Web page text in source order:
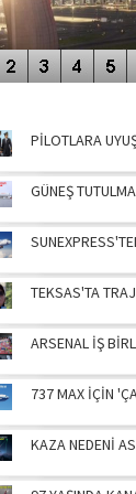
PİLOTLARA
GÜNEŞ
TEKSAS'TA
ARSENAL İŞ
737 MAX İÇİN
KAZA NEDENİ